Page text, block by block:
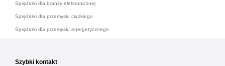
Sprężarki dla branży elektronicznej
Sprężarki dla przemysłu ciężkiego
Sprężarki dla przemysłu energetycznego
Szybki kontakt